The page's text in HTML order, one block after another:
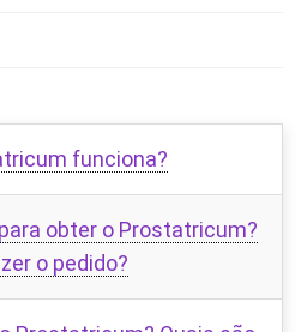
funciona?
obter o Prostatricum?
o pedido?